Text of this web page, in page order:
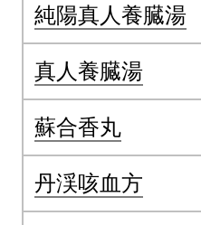
純陽真人養臓湯
真人養臓湯
蘇合香丸
丹渓咳血方